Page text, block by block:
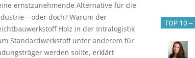
ernstzunehmende Alternative für die
– oder doch? Warum der
Holz in der Intralogistik
Standardwerkstoff unter anderem für
werden sollte, erklärt
TOP 10 –